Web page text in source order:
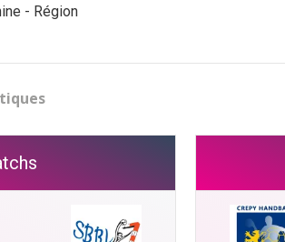
- Région